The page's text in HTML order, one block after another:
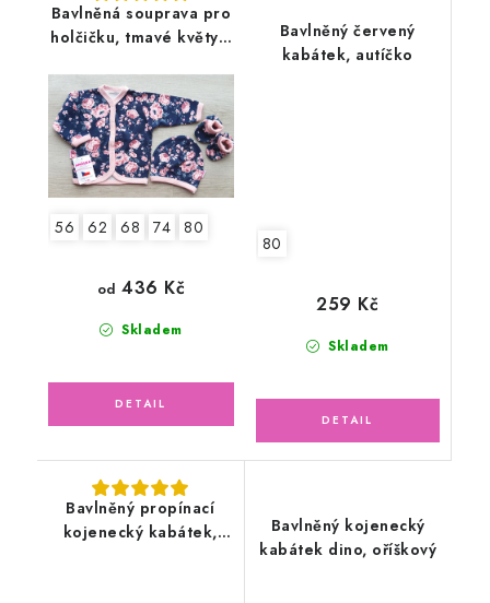
Bavlněná souprava pro
holčičku, tmavé květy s
56 62 68 74 80
Skladem
od 436 Kč
Bavlněný červený
kabátek, autíčko
80
Skladem
259 Kč
Bavlněný propínací
kojenecký kabátek,
Bavlněný kojenecký
kabátek dino, oříškový